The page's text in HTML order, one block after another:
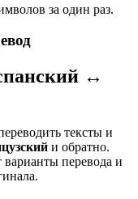
за один раз.
↔
тексты и
и обратно.
варианты перевода и